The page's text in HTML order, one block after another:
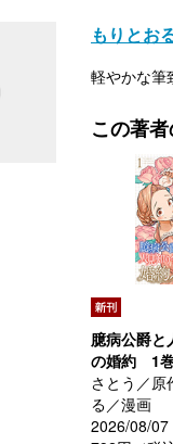
もりとお
軽やかな筆
この著
臆病公爵と
の婚約 1
さとう／原
る／漫画
2026/08/07